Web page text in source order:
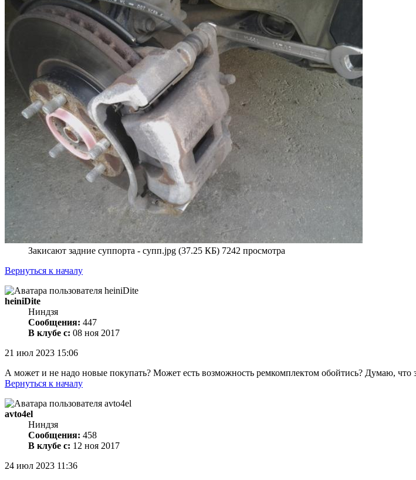
Закисают задние суппорта - супп.jpg (37.25 КБ) 7242 просмотра
Вернуться к началу
heiniDite
Ниндзя
Сообщения: 447
В клубе с: 08 ноя 2017
21 июл 2023 15:06
А может и не надо новые покупать? Может есть возможность ремкомплектом обойтись? Думаю, что
Вернуться к началу
avto4el
Ниндзя
Сообщения: 458
В клубе с: 12 ноя 2017
24 июл 2023 11:36